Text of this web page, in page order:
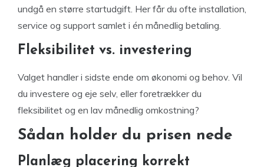
undgå en større startudgift. Her får du ofte installation,
service og support samlet i én månedlig betaling.
Fleksibilitet vs. investering
Valget handler i sidste ende om økonomi og behov. Vil
du investere og eje selv, eller foretrækker du
fleksibilitet og en lav månedlig omkostning?
Sådan holder du prisen nede
Planlæg placering korrekt